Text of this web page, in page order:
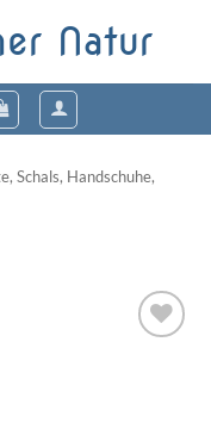
Natur
Schals, Handschuhe,